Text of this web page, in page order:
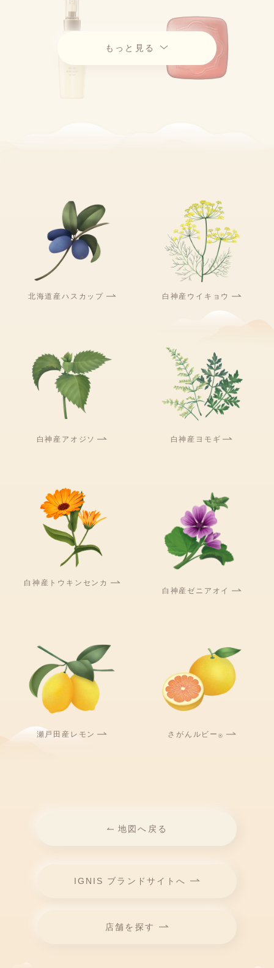
もっと見る
北海道産ハスカップ 白神産ウイキョウ
白神産アオジソ 白神産ヨモギ
白神産トウキンセンカ
白神産ゼニアオイ
瀬戸田産レモン さがんルビー®
地図へ戻る
IGNIS ブランドサイトへ
店舗を探す